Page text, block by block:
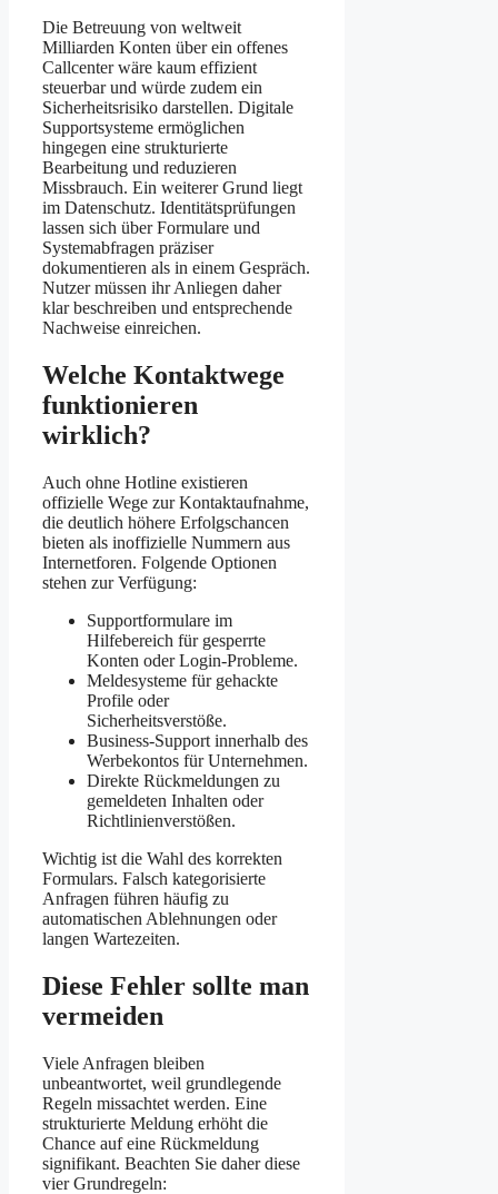
Die Betreuung von weltweit
Milliarden Konten über ein offenes
Callcenter wäre kaum effizient
steuerbar und würde zudem ein
Sicherheitsrisiko darstellen. Digitale
Supportsysteme ermöglichen
hingegen eine strukturierte
Bearbeitung und reduzieren
Missbrauch. Ein weiterer Grund liegt
im Datenschutz. Identitätsprüfungen
lassen sich über Formulare und
Systemabfragen präziser
dokumentieren als in einem Gespräch.
Nutzer müssen ihr Anliegen daher
klar beschreiben und entsprechende
Nachweise einreichen.
Welche Kontaktwege
funktionieren
wirklich?
Auch ohne Hotline existieren
offizielle Wege zur Kontaktaufnahme,
die deutlich höhere Erfolgschancen
bieten als inoffizielle Nummern aus
Internetforen. Folgende Optionen
stehen zur Verfügung:
Supportformulare im
Hilfebereich für gesperrte
Konten oder Login-Probleme.
Meldesysteme für gehackte
Profile oder
Sicherheitsverstöße.
Business-Support innerhalb des
Werbekontos für Unternehmen.
Direkte Rückmeldungen zu
gemeldeten Inhalten oder
Richtlinienverstößen.
Wichtig ist die Wahl des korrekten
Formulars. Falsch kategorisierte
Anfragen führen häufig zu
automatischen Ablehnungen oder
langen Wartezeiten.
Diese Fehler sollte man
vermeiden
Viele Anfragen bleiben
unbeantwortet, weil grundlegende
Regeln missachtet werden. Eine
strukturierte Meldung erhöht die
Chance auf eine Rückmeldung
signifikant. Beachten Sie daher diese
vier Grundregeln: